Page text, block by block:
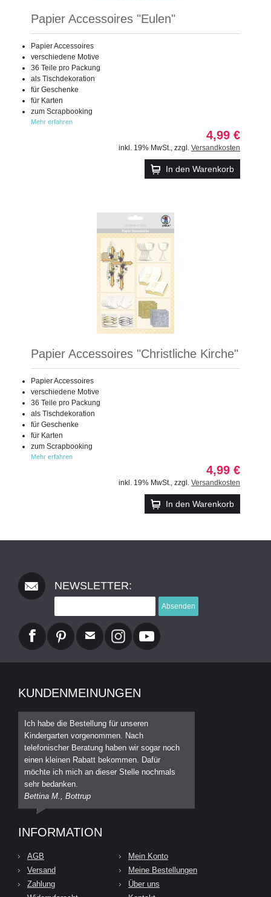
Papier Accessoires "Eulen"
Papier Accessoires
verschiedene Motive
36 Teile pro Packung
als Tischdekoration
für Geschenke
für Karten
zum Scrapbooking
Mehr erfahren
4,99 €
inkl. 19% MwSt. zzgl. Versandkosten
In den Warenkorb
Papier Accessoires "Christliche Kirche"
Papier Accessoires
verschiedene Motive
36 Teile pro Packung
als Tischdekoration
für Geschenke
für Karten
zum Scrapbooking
Mehr erfahren
4,99 €
inkl. 19% MwSt. zzgl. Versandkosten
In den Warenkorb
NEWSLETTER:
Absenden
KUNDENMEINUNGEN
Ich habe die Bestellung für unseren
Kindergarten vorgenommen. Nach
telefonischer Beratung haben wir sogar noch
einen kleinen Rabatt bekommen. Dafür
möchte ich mich an dieser Stelle nochmals
sehr bedanken.
Bettina M., Bottrup
INFORMATION
AGB
Versand
Zahlung
Mein Konto
Meine Bestellungen
Über uns